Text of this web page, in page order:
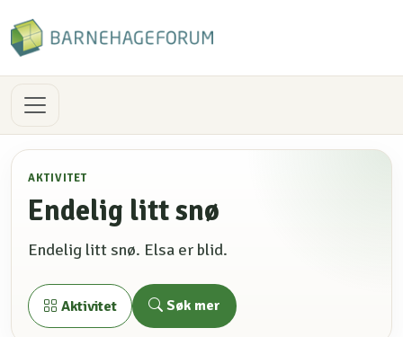
AKTIVITET
Endelig litt snø
Endelig litt snø. Elsa er blid.
Aktivitet Søk mer